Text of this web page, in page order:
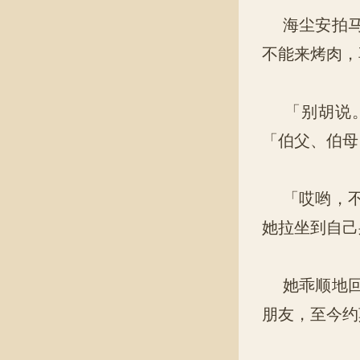
海尘安拍
不能来烤肉
「别胡说
「伯父、伯
「哎哟，
她拉坐到自
她乖顺地
朋友，至今